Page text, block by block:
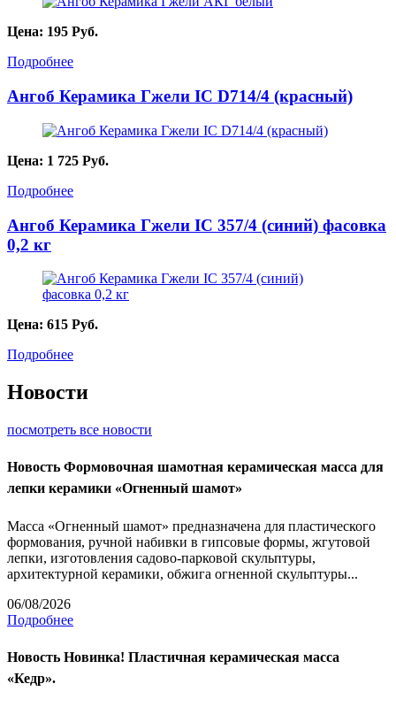
Цена: 195 Руб.
Подробнее
Ангоб Керамика Гжели IC D714/4 (красный)
Цена: 1 725 Руб.
Подробнее
Ангоб Керамика Гжели IC 357/4 (синий) фасовка
0,2 кг
Цена: 615 Руб.
Подробнее
Новости
посмотреть все новости
Новость Формовочная шамотная керамическая масса для
лепки керамики «Огненный шамот»
Масса «Огненный шамот» предназначена для пластического
формования, ручной набивки в гипсовые формы, жгутовой
лепки, изготовления садово-парковой скульптуры,
архитектурной керамики, обжига огненной скульптуры...
06/08/2026
Подробнее
Новость Новинка! Пластичная керамическая масса
«Кедр».